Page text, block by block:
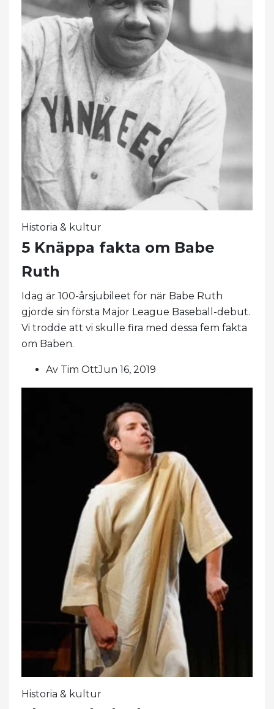
Historia & kultur
5 Knäppa fakta om Babe
Ruth
Idag är 100-årsjubileet för när Babe Ruth
gjorde sin första Major League Baseball-debut.
Vi trodde att vi skulle fira med dessa fem fakta
om Baben.
Av Tim OttJun 16, 2019
Historia & kultur